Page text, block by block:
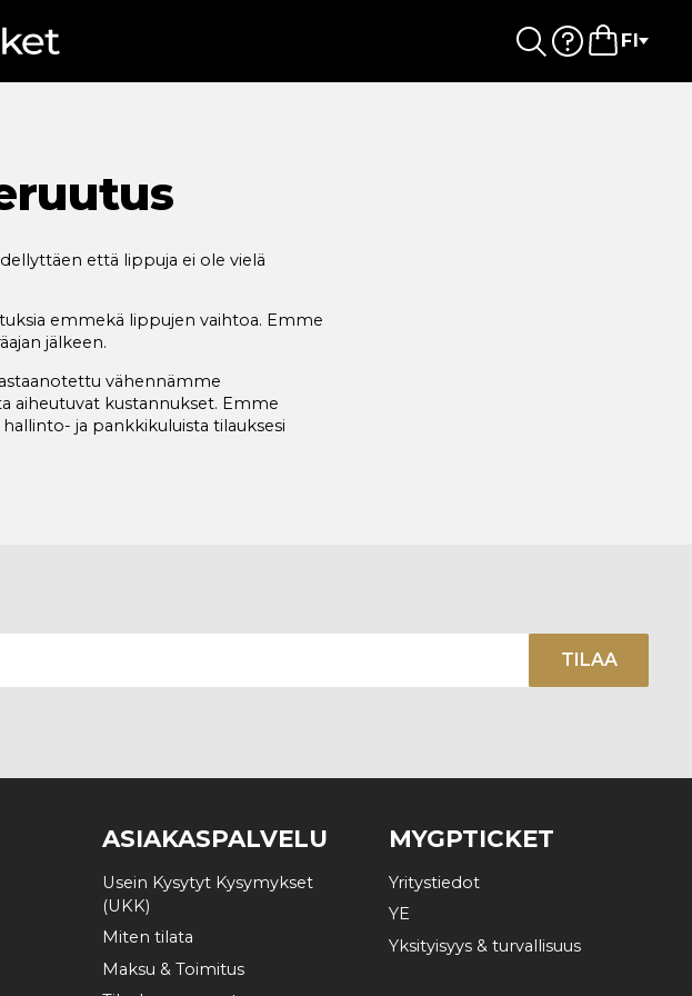
FI
että lippuja ei ole vielä
emmekä lippujen vaihtoa. Emme
jälkeen.
vähennämme
aiheutuvat kustannukset. Emme
ja pankkikuluista tilauksesi
TILAA
ASIAKASPALVELU
Usein Kysytyt Kysymykset
(UKK)
Miten tilata
Maksu & Toimitus
MYGPTICKET
Yritystiedot
YE
Yksityisyys & turvallisuus